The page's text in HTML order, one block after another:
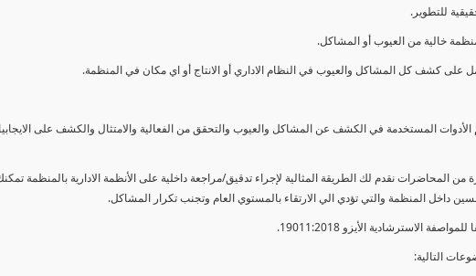
للتطوير.
خالية من العيوب أو المشاكل.
على كشف كل المشاكل والعيوب في النظام الاداري أو الانتاج أو اي مكان في المنظمة.
الأدوات المستخدمة في الكشف عن المشاكل والعيوب والتحقق من الفعالية والامتثال والكشف على
المحاضرات نقدم لك الطريقة المثالية لإجراء تدقيق/مراجعة داخلية على الأنظمة الادارية بالمنظمة
داخل المنظمة والتي تؤدي الي الارتقاء بالمستوي العام وتجنب تكرار المشاكل.
الاسترشادية الأيزو 19011:2018.
التالية: